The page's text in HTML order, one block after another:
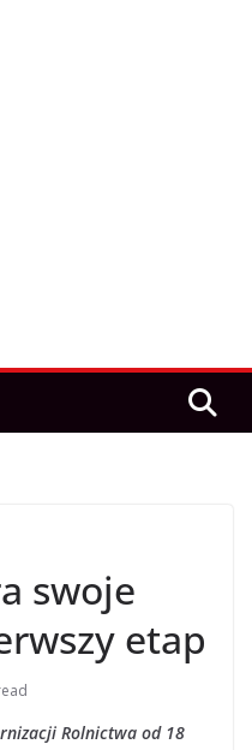
swoje
etap
Rolnictwa od 18